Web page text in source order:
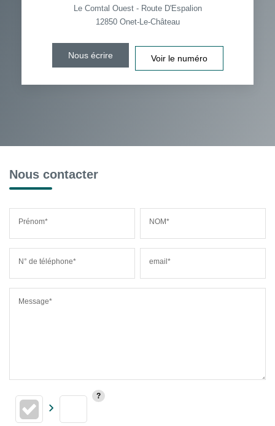
Le Comtal Ouest - Route D'Espalion
12850 Onet-Le-Château
Nous écrire Voir le numéro
Nous contacter
Prénom* NOM*
N° de téléphone* email*
Message*